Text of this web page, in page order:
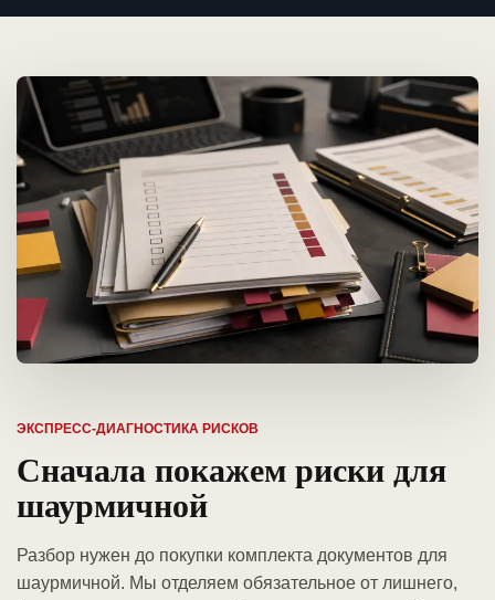
ЭКСПРЕСС-ДИАГНОСТИКА РИСКОВ
Сначала покажем риски для
шаурмичной
Разбор нужен до покупки комплекта документов для
шаурмичной. Мы отделяем обязательное от лишнего,